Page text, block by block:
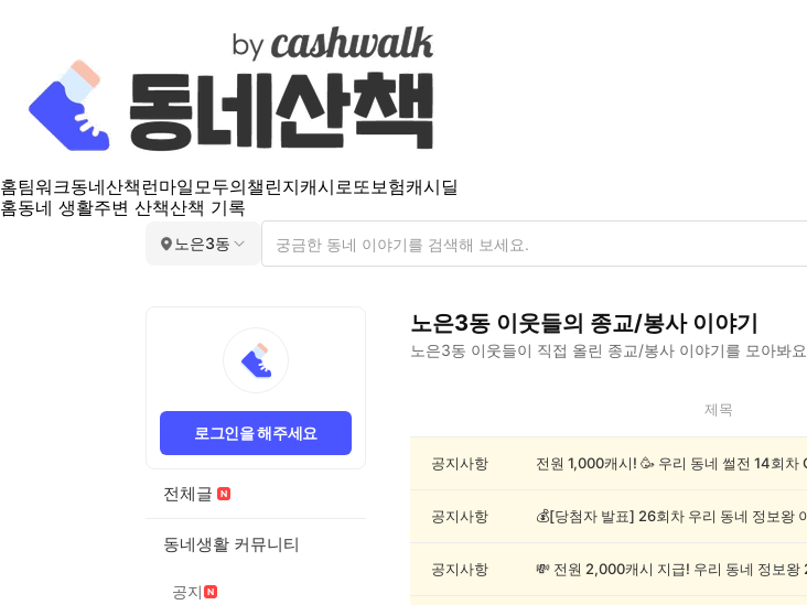
홈팀워크동네산책 런마일모두의챌린지캐시로또보험캐시딜
홈동네 생활주변 산책산책 기록
노은3동
로그인을 해주세요
전체글
동네생활 커뮤니티
공지
노은3동 이웃들의 종교/봉사이야기
노은3동 이웃들이 직접 올린 종교/봉사 이야기를 모아봐요
3
제목
공지사항
공지사항
공지사항